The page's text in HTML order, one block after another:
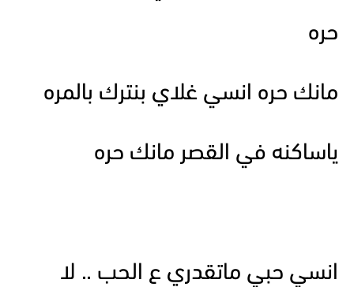
حره
مانك حره انسي غلاي بنترك بالمره
ياساكنه في القصر مانك حره
انسي حبي ماتقدري ع الحب .. لا